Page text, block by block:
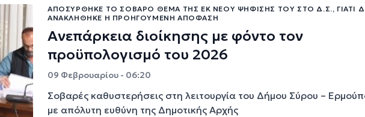
ΑΠΟΣΎΡΘΗΚΕ ΤΟ ΣΟΒΑΡΌ ΘΈΜΑ ΤΗΣ ΕΚ ΝΈΟΥ ΨΉΦΙΣΉΣ ΤΟΥ ΣΤΟ Δ.Σ., ΓΙΑΤΊ
ΑΝΑΚΛΉΘΗΚΕ Η ΠΡΟΗΓΟΎΜΕΝΗ ΑΠΌΦΑΣΗ
Ανεπάρκεια διοίκησης με φόντο τον
προϋπολογισμό του 2026
09 Φεβρουαρίου - 06:20
Σοβαρές καθυστερήσεις στη λειτουργία του Δήμου Σύρου –
με απόλυτη ευθύνη της Δημοτικής Αρχής